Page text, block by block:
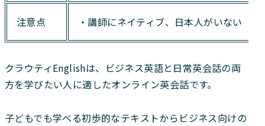
注意点 ・講師にネイティブ、日本人がいない（
クラウティEnglishは、ビジネス英語と日常英会話の両
方を学びたい人に適したオンライン英会話です。
子どもでも学べる初歩的なテキストからビジネス向けの